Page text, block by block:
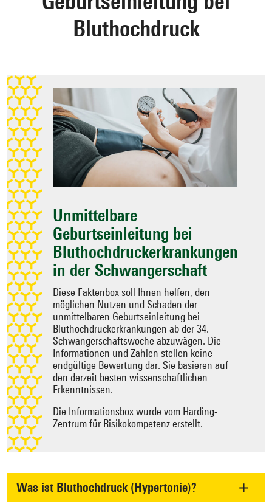
Bluthochdruck
auswählen
Unmittelbare
Geburtseinleitung bei
Bluthochdruckerkrankungen
in der Schwangerschaft
Diese Faktenbox soll Ihnen helfen, den
möglichen Nutzen und Schaden der
unmittelbaren Geburtseinleitung bei
Bluthochdruckerkrankungen ab der 34.
Schwangerschaftswoche abzuwägen. Die
Informationen und Zahlen stellen keine
endgültige Bewertung dar. Sie basieren auf
den derzeit besten wissenschaftlichen
Erkenntnissen.
Die Informationsbox wurde vom Harding-
Zentrum für Risikokompetenz erstellt.
Was ist Bluthochdruck (Hypertonie)?